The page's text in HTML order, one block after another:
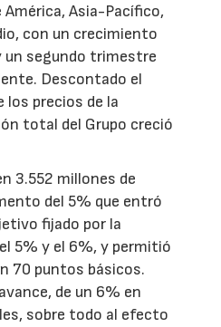
Asia-Pacífico,
con un crecimiento
segundo trimestre
Descontado el
los precios de la
total del Grupo creció
3.552 millones de
del 5% que entró
fijado por la
5% y el 6%, y permitió
70 puntos básicos.
de un 6% en
sobre todo al efecto